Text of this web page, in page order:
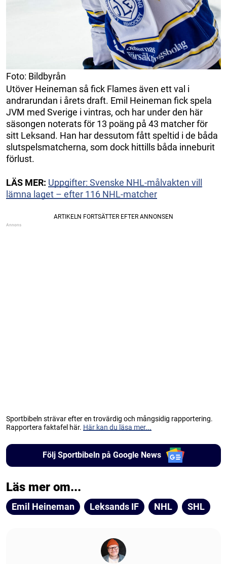
Foto: Bildbyrån
Utöver Heineman så fick Flames även ett val i
andrarundan i årets draft. Emil Heineman fick spela
JVM med Sverige i vintras, och har under den här
säsongen noterats för 13 poäng på 43 matcher för
sitt Leksand. Han har dessutom fått speltid i de båda
slutspelsmatcherna, som dock hittills båda inneburit
förlust.
LÄS MER: Uppgifter: Svenske NHL-målvakten vill
lämna laget – efter 116 NHL-matcher
Sportbibeln strävar efter en trovärdig och mångsidig rapportering.
Rapportera faktafel här. Här kan du läsa mer...
Följ Sportbibeln på Google News
Läs mer om...
Emil Heineman Leksands IF NHL SHL